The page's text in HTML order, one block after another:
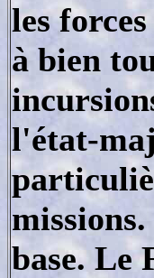
les
à bien
l'état-
base. Le